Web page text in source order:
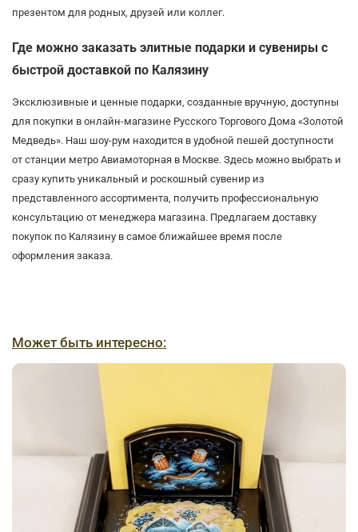
презентом для родных, друзей или коллег.
Где можно заказать элитные подарки и сувениры с
быстрой доставкой по Калязину
Эксклюзивные и ценные подарки, созданные вручную, доступны
для покупки в онлайн-магазине Русского Торгового Дома «Золотой
Медведь». Наш шоу-рум находится в удобной пешей доступности
от станции метро Авиамоторная в Москве. Здесь можно выбрать и
сразу купить уникальный и роскошный сувенир из
представленного ассортимента, получить профессиональную
консультацию от менеджера магазина. Предлагаем доставку
покупок по Калязину в самое ближайшее время после
оформления заказа.
Может быть интересно: